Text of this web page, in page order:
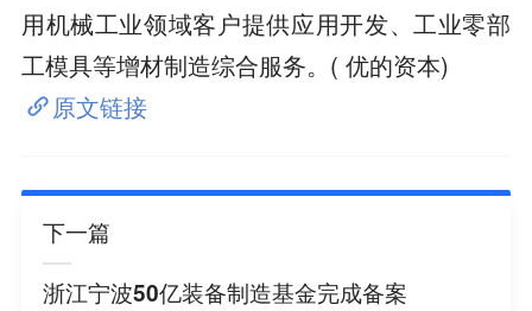
用机械工业领域客户提供应用开发、工业零部
工模具等增材制造综合服务。( 优的资本)
原文链接
下一篇
浙江宁波50亿装备制造基金完成备案